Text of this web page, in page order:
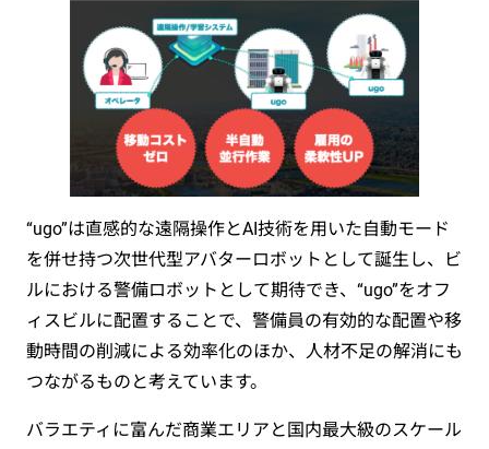
“ugo”は直感的な遠隔操作とAI技術を用いた自動モード
を併せ持つ次世代型アバターロボットとして誕生し、ビ
ルにおける警備ロボットとして期待でき、“ugo”をオフ
ィスビルに配置することで、警備員の有効的な配置や移
動時間の削減による効率化のほか、人材不足の解消にも
つながるものと考えています。
バラエティに富んだ商業エリアと国内最大級のスケール